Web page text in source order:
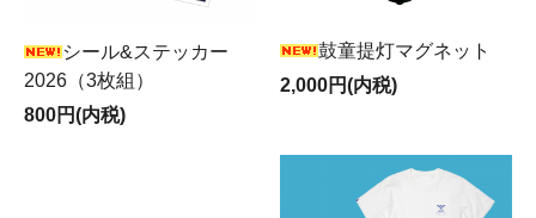
シール&ステッカー
2026（3枚組）
800円(内税)
鼓童提灯マグネット
2,000円(内税)